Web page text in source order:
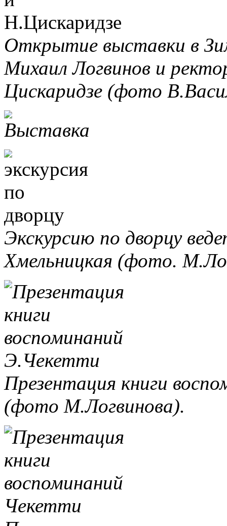
Открытие выставки в
Михаил Логвинов и
Цискаридзе (фото
Экскурсию по дворцу
Хмельницкая (фото.
Презентация книги
(фото М.Логвинова).